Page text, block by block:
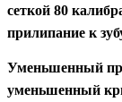
сеткой 80
прилипание к
Уменьшенный
уменьшенный